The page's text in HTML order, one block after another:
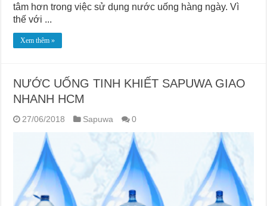
tâm hơn trong việc sử dụng nước uống hàng ngày. Vì
thế với ...
Xem thêm »
NƯỚC UỐNG TINH KHIẾT SAPUWA GIAO
NHANH HCM
27/06/2018 Sapuwa 0